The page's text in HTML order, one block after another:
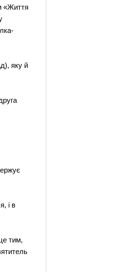
«Життя
яку й
і в
тим,